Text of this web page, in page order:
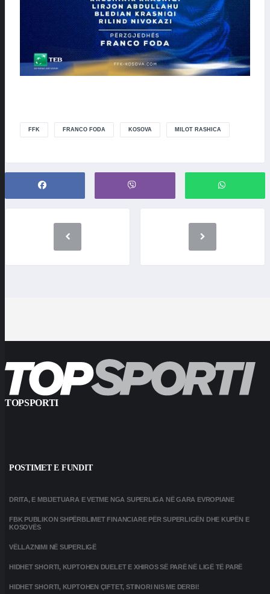
FFK FRANCO FODA KOSOVA MILOT RASHICA
TOPSPORTI
POSTIMET E FUNDIT
DRITA, E MBIJETUARA E VETME NGA SUPERLIGA NË GARA EVROPIANE
FBK PUBLIKON SHPËRBLIMET FINANCIARE PËR SUPERLIGËN DHE KUPËN E
KOSOVËS
VËLLAZNIMI NË SUPERLIGË
HIDHET SHORTI, KUPTOHEN DUELET E XHIROS SË PARË NË LIGË TË PARË
HIDHET SHORTI, KUPTOHEN ÇIFTET, STINORI NIS ME DERBI!